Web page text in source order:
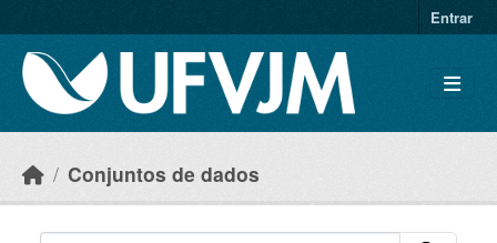
Entrar
Conjuntos de dados